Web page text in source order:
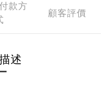
款方
顧客評價
述